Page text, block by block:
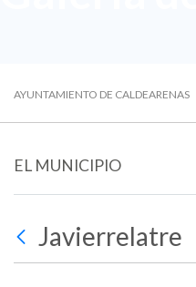
AYUNTAMIENTO DE CALDEARENAS
EL MUNICIPIO
Javierrelatre